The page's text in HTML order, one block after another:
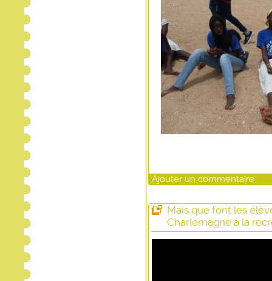
Ajouter un commentaire
Mais que font les
Charlemagne à la